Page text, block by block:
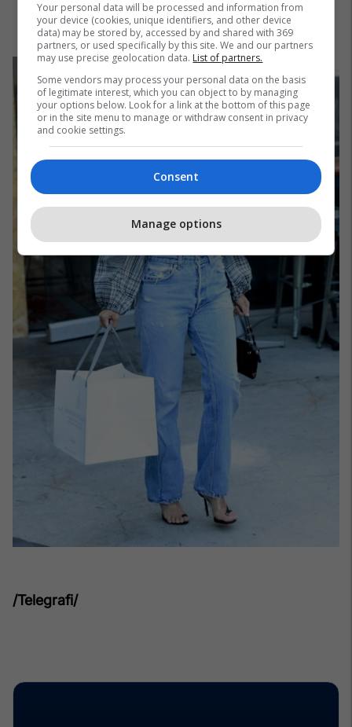
/Telegrafi/
Your personal data will be processed and information from
your device (cookies, unique identifiers, and other device
data) may be stored by, accessed by and shared with 369
partners, or used specifically by this site. We and our partners
may use precise geolocation data. List of partners.
Some vendors may process your personal data on the basis
of legitimate interest, which you can object to by managing
your options below. Look for a link at the bottom of this page
or in the site menu to manage or withdraw consent in privacy
and cookie settings.
Consent
Manage options